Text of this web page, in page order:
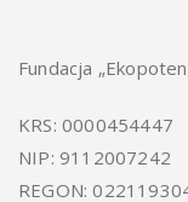
Fundacja
KRS: 0000454447
NIP: 9112007242
REGON: